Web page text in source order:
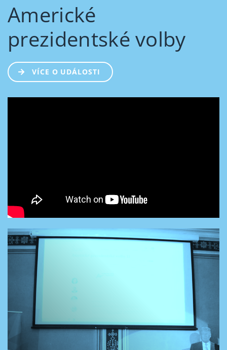
Americké
prezidentské volby
VÍCE O UDÁLOSTI